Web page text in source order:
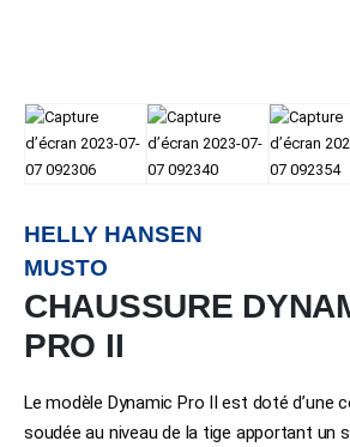
HELLY HANSEN
MUSTO
CHAUSSURE
PRO II
Le modèle Dynamic Pro II est doté d’une
soudée au niveau de la tige apportant un